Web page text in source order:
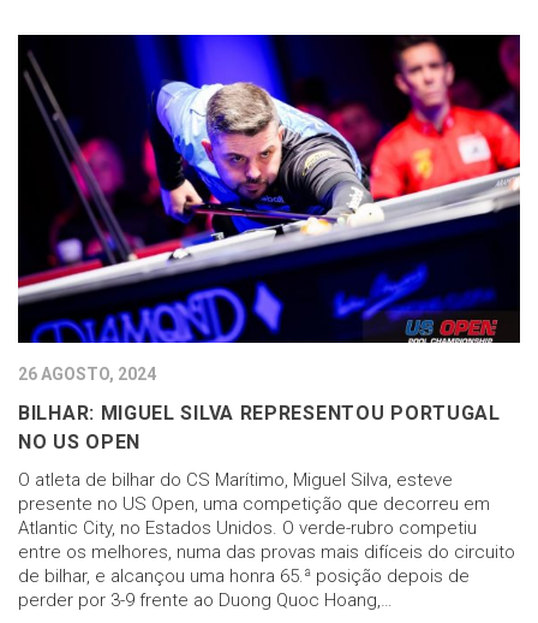
26 AGOSTO, 2024
BILHAR: MIGUEL SILVA REPRESENTOU PORTUGAL
NO US OPEN
O atleta de bilhar do CS Marítimo, Miguel Silva, esteve
presente no US Open, uma competição que decorreu em
Atlantic City, no Estados Unidos. O verde-rubro competiu
entre os melhores, numa das provas mais difíceis do circuito
de bilhar, e alcançou uma honra 65.ª posição depois de
perder por 3-9 frente ao Duong Quoc Hoang,…